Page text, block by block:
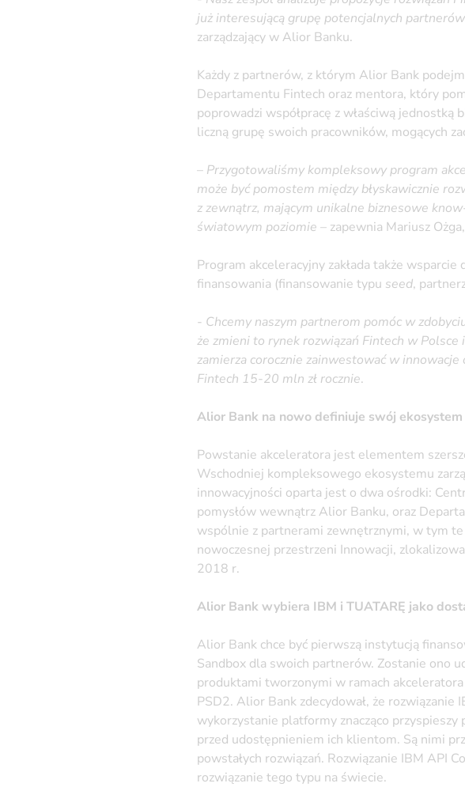
już interesującą grupę potencjalnych
zarządzający w Alior Banku.
Każdy z partnerów, z którym Alior Bank
Departamentu Fintech oraz mentora, który
poprowadzi współpracę z właściwą jednostką
liczną grupę swoich pracowników, mogących
– Przygotowaliśmy kompleksowy program
może być pomostem między błyskawicznie
z zewnątrz, mającym unikalne biznesowe
światowym poziomie – zapewnia Mariusz
Program akceleracyjny zakłada także
finansowania (finansowanie typu seed,
- Chcemy naszym partnerom pomóc w
że zmieni to rynek rozwiązań Fintech w Polsce
zamierza corocznie zainwestować w
Fintech 15-20 mln zł rocznie.
Alior Bank na nowo definiuje swój
Powstanie akceleratora jest elementem
Wschodniej kompleksowego ekosystemu
innowacyjności oparta jest o dwa ośrodki:
pomysłów wewnątrz Alior Banku, oraz
wspólnie z partnerami zewnętrznymi, w tym
nowoczesnej przestrzeni Innowacji,
2018 r.
Alior Bank wybiera IBM i TUATARĘ jako
Alior Bank chce być pierwszą instytucją
Sandbox dla swoich partnerów. Zostanie ono
produktami tworzonymi w ramach
PSD2. Alior Bank zdecydował, że
wykorzystanie platformy znacząco
przed udostępnieniem ich klientom. Są nimi
powstałych rozwiązań. Rozwiązanie IBM API
rozwiązanie tego typu na świecie.